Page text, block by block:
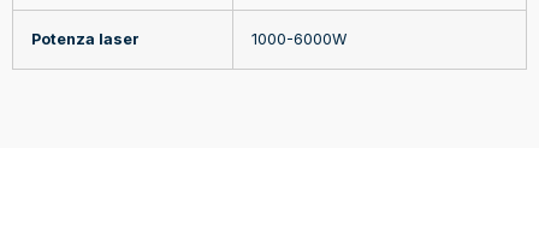
Potenza laser 1000-6000W